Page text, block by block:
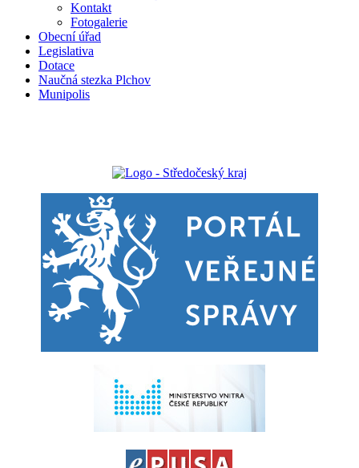
Kontakt
Fotogalerie
Obecní úřad
Legislativa
Dotace
Naučná stezka Plchov
Munipolis